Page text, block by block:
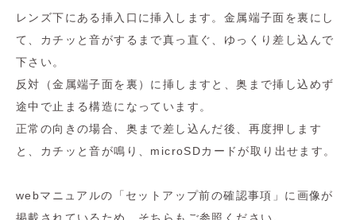
レンズ下にある挿入口に挿入します。金属端子面を裏にし
て、カチッと音がするまで真っ直ぐ、ゆっくり差し込んで
下さい。
反対（金属端子面を裏）に挿しますと、奥まで挿し込めず
途中で止まる構造になっています。
正常の向きの場合、奥まで差し込んだ後、再度押します
と、カチッと音が鳴り、microSDカードが取り出せます。
webマニュアルの「セットアップ前の確認事項」に画像が